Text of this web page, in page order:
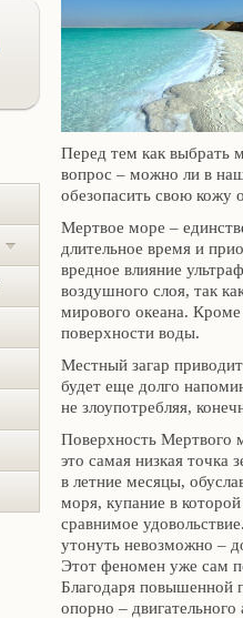
Перед тем как выбрать
вопрос – можно ли в
обезопасить свою кожу
Мертвое море –
длительное время и
вредное влияние
воздушного слоя, так
мирового океана.
поверхности воды.
Местный загар
будет еще долго
не злоупотребляя,
Поверхность Мертвого
это самая низкая
в летние месяцы,
моря, купание в
сравнимое
утонуть невозможно –
Этот феномен уже сам
Благодаря повышенной
опорно –